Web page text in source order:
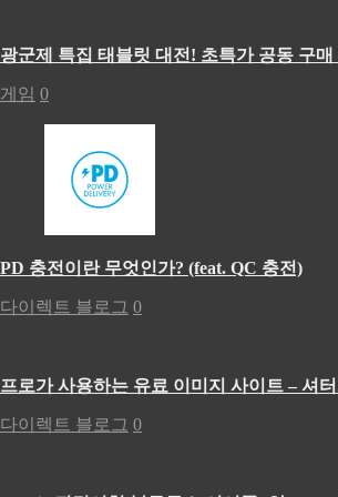
광군제 특집 태블릿 대전! 초특가 공동 구매
게임 0
PD 충전이란 무엇인가? (feat. QC 충전)
다이렉트 블로그 0
프로가 사용하는 유료 이미지 사이트 – 셔터
다이렉트 블로그 0